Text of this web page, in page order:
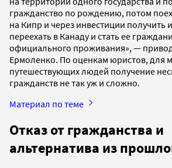
гражданство по рождению, потом
на Кипр и через инвестиции получить
переехать в Канаду и стать ее
официального проживания», —
Ермоленко. По оценкам юристов, для
путешествующих людей получение
гражданств не так уж и сложно.
Материал по теме
Отказ от гражданства и
альтернатива из